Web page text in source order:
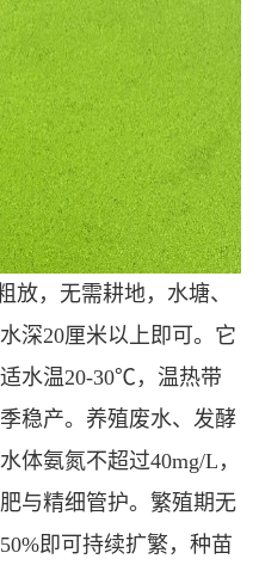
放，无需耕地，水塘、
深20厘米以上即可。它
水温20-30℃，温热带
稳产。养殖废水、发酵
体氨氮不超过40mg/L，
与精细管护。繁殖期无
即可持续扩繁，种苗